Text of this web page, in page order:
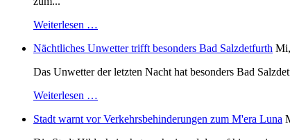
Weiterlesen …
Nächtliches Unwetter trifft besonders Bad Salzdetfurth
Das Unwetter der letzten Nacht hat besonders Bad
Weiterlesen …
Stadt warnt vor Verkehrsbehinderungen zum M'era Luna